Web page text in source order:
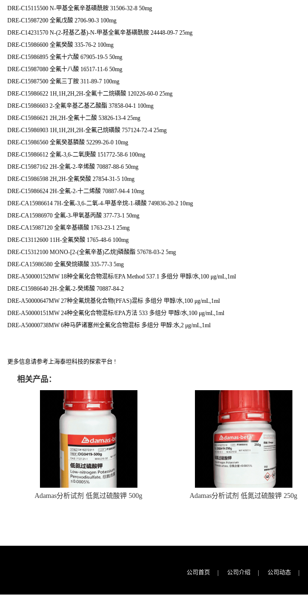
DRE-C15115500 N-甲基全氟辛基磺酰胺 31506-32-8 50mg
DRE-C15987200 全氟戊酸 2706-90-3 100mg
DRE-C14231570 N-(2-羟基乙基)-N-甲基全氟辛基磺酰胺 24448-09-7 25mg
DRE-C15986600 全氟癸酸 335-76-2 100mg
DRE-C15986895 全氟十六酸 67905-19-5 50mg
DRE-C15987080 全氟十八酸 16517-11-6 50mg
DRE-C15987500 全氟三丁胺 311-89-7 100mg
DRE-C15986622 1H,1H,2H,2H-全氟十二烷磺酸 120226-60-0 25mg
DRE-C15986603 2-全氟辛基乙基乙酸酯 37858-04-1 100mg
DRE-C15986621 2H,2H-全氟十二酸 53826-13-4 25mg
DRE-C15986903 1H,1H,2H,2H-全氟己烷磺酸 757124-72-4 25mg
DRE-C15986560 全氟癸基膦酸 52299-26-0 10mg
DRE-C15986612 全氟-3,6-二氧庚酸 151772-58-6 100mg
DRE-C15987162 2H-全氟-2-辛烯酸 70887-88-6 50mg
DRE-C15986598 2H,2H-全氟癸酸 27854-31-5 10mg
DRE-C15986624 2H-全氟-2-十二烯酸 70887-94-4 10mg
DRE-CA15986614 7H-全氟-3,6-二氧-4-甲基辛烷-1-磺酸 749836-20-2 10mg
DRE-CA15986970 全氟-3-甲氧基丙酸 377-73-1 50mg
DRE-CA15987120 全氟辛基磺酸 1763-23-1 25mg
DRE-C13112600 11H-全氟癸酸 1765-48-6 100mg
DRE-C15312100 MONO-[2-(全氟辛基)乙烷]磷酸酯 57678-03-2 5mg
DRE-CA15986580 全氟癸烷磺酸 335-77-3 5mg
DRE-A50000152MW 18种全氟化合物混标/EPA Method 537.1 多组分 甲醇/水,100 μg/mL,1ml
DRE-C15986640 2H-全氟-2-癸烯酸 70887-84-2
DRE-A50000647MW 27种全氟烷基化合物(PFAS)混标 多组分 甲醇/水,100 μg/mL,1ml
DRE-A50000151MW 24种全氟化合物混标/EPA方法 533 多组分 甲醇/水,100 μg/mL,1ml
DRE-A50000738MW 6种马萨诸塞州全氟化合物混标 多组分 甲醇:水,2 μg/mL,1ml
更多信息请参考上海泰坦科技的探索平台 !
相关产品：
Adamas分析试剂 低氮过硫酸钾 500g
Adamas分析试剂 低氮过硫酸钾 250g
公司首页 | 公司介绍 | 公司动态 |